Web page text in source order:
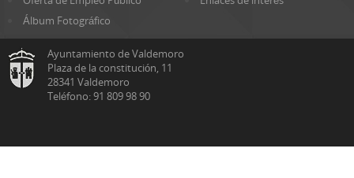
Álbum Fotográfico
Ayuntamiento de Valdemoro
Plaza de la constitución, 11
28341 Valdemoro
Teléfono: 91 809 98 90